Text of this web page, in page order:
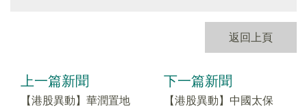
返回上頁
上一篇新聞
【港股異動】華潤置地
下一篇新聞
【港股異動】中國太保